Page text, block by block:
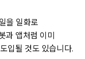
을 일화로
과 앱처럼 이미
입될 것도 있습니다.